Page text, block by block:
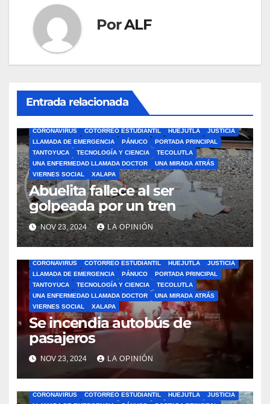
PorALF
Entrada relacionada
CORONAVIRUS
COTORREO ESTUDIANTIL HUEJUTLA
JUSTICIA
LLAMADA DE EMERGENCIA
PÁNUCO
PORTADA PRINCIPAL
TANTOYUCA
TECNOLOGÍA Y CIENCIA
TECOLUTLA
UNA ENFERMEDAD LLAMADA DOCTOR
UNA MIRADA ATRÁS
VIERNES SOCIAL
XALAPA
Abuelita fallece al ser
golpeada por un tren
NOV 23, 2024 LA OPINIÓN
CORONAVIRUS
COTORREO ESTUDIANTIL HUEJUTLA
JUSTICIA
LLAMADA DE EMERGENCIA
PÁNUCO
PORTADA PRINCIPAL
TANTOYUCA
TECNOLOGÍA Y CIENCIA
TECOLUTLA
UNA ENFERMEDAD LLAMADA DOCTOR
UNA MIRADA ATRÁS
VIERNES SOCIAL
XALAPA
Se incendia autobús de
pasajeros
NOV 23, 2024 LA OPINIÓN
CORONAVIRUS
COTORREO ESTUDIANTIL HUEJUTLA
JUSTICIA